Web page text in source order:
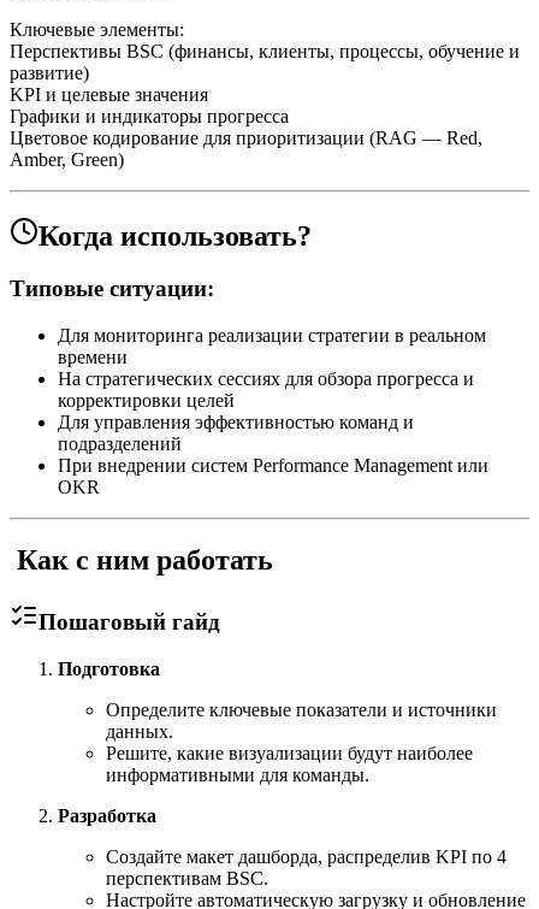
Ключевые элементы:
Перспективы BSC (финансы, клиенты, процессы, обучение и
развитие)
KPI и целевые значения
Графики и индикаторы прогресса
Цветовое кодирование для приоритизации (RAG — Red,
Amber, Green)
Когда использовать?
Типовые ситуации:
Для мониторинга реализации стратегии в реальном
времени
На стратегических сессиях для обзора прогресса и
корректировки целей
Для управления эффективностью команд и
подразделений
При внедрении систем Performance Management или
OKR
️ Как с ним работать
Пошаговый гайд
Подготовка
Определите ключевые показатели и источники
данных.
Решите, какие визуализации будут наиболее
информативными для команды.
Разработка
Создайте макет дашборда, распределив KPI по 4
перспективам BSC.
Настройте автоматическую загрузку и обновление